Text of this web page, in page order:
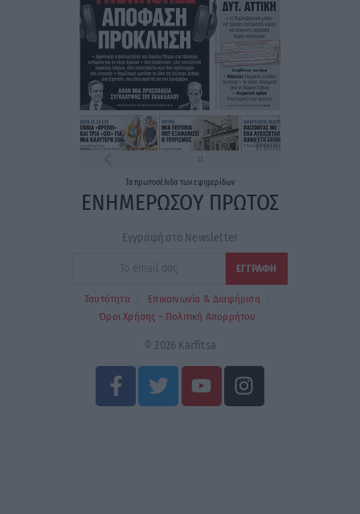
Ταπρωτοσέλιδα τωνεφημερίδων
ΕΝΗΜΕΡΩΣΟΥ ΠΡΩΤΟΣ
Εγγραφή στο Newsletter
Ταυτότητα
Επικοινωνία & Διαφήμιση
Όροι Χρήσης – Πολιτική Απορρήτου
© 2026 Karfitsa